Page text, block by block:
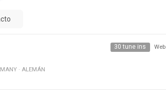
30 tune ins Web
· ALEMÁN